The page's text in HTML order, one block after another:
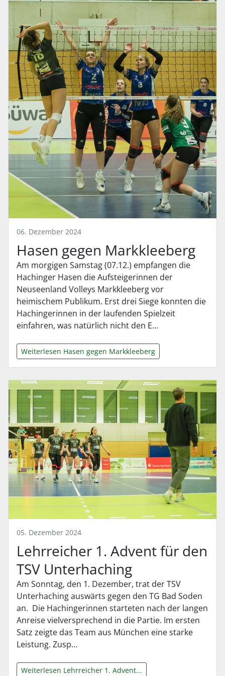
06. Dezember 2024
Hasen gegen Markkleeberg
Am morgigen Samstag (07.12.) empfangen die
Hachinger Hasen die Aufsteigerinnen der
Neuseenland Volleys Markkleeberg vor
heimischem Publikum. Erst drei Siege konnten die
Hachingerinnen in der laufenden Spielzeit
einfahren, was natürlich nicht den E...
Weiterlesen Hasen gegen Markkleeberg
05. Dezember 2024
Lehrreicher 1. Advent für den
TSV Unterhaching
Am Sonntag, den 1. Dezember, trat der TSV
Unterhaching auswärts gegen den TG Bad Soden
an. Die Hachingerinnen starteten nach der langen
Anreise vielversprechend in die Partie. Im ersten
Satz zeigte das Team aus München eine starke
Leistung. Zusp...
Weiterlesen Lehrreicher 1. Advent...